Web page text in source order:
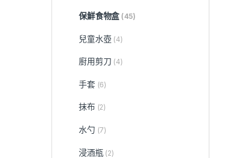
保鮮食物盒 (45)
兒童水壺 (4)
廚用剪刀 (4)
手套 (6)
抹布 (2)
水勺 (7)
浸酒瓶 (2)